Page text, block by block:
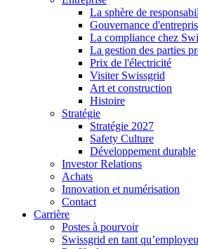
La sphère de
Gouvernance
La compliance chez
La gestion des parties
Prix de l'électricité
Visiter Swissgrid
Art et construction
Histoire
Stratégie
Stratégie 2027
Safety Culture
Développement durable
Investor Relations
Achats
Innovation et numérisation
Contact
Carrière
Postes à pourvoir
Swissgrid en tant